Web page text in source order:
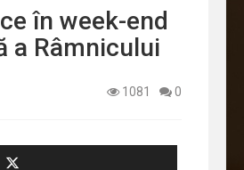
în week-end
a Râmnicului
1081 0